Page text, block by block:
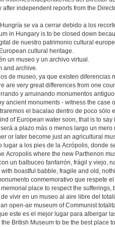
independent reports from the
se va a cerrar debido a los
in Hungary is to be closed down
de nuestro patrimonio cultural
cultural heritage.
un museo y un archivo virtual.
and archive.
de museo, ya que existen
are very great differences from one
y arruinando monumentos
ancient monuments - witness the case
el bacalao dentro de poco sólo
of European water soon, that is to say
a plazo más o menos largo un mero
or later become just an agricultural
a los pies de la Acrópolis, donde
Acropolis where the new Parthenon
un balbuceo fanfarrón, frágil y viejo,
boastful babble, fragile and old,
conmemorativo que respete
place to respect the sufferings,
vivir en un museo al aire libre del
open-air museum of Communist
este es el mejor lugar para albergar
British Museum to be the best place